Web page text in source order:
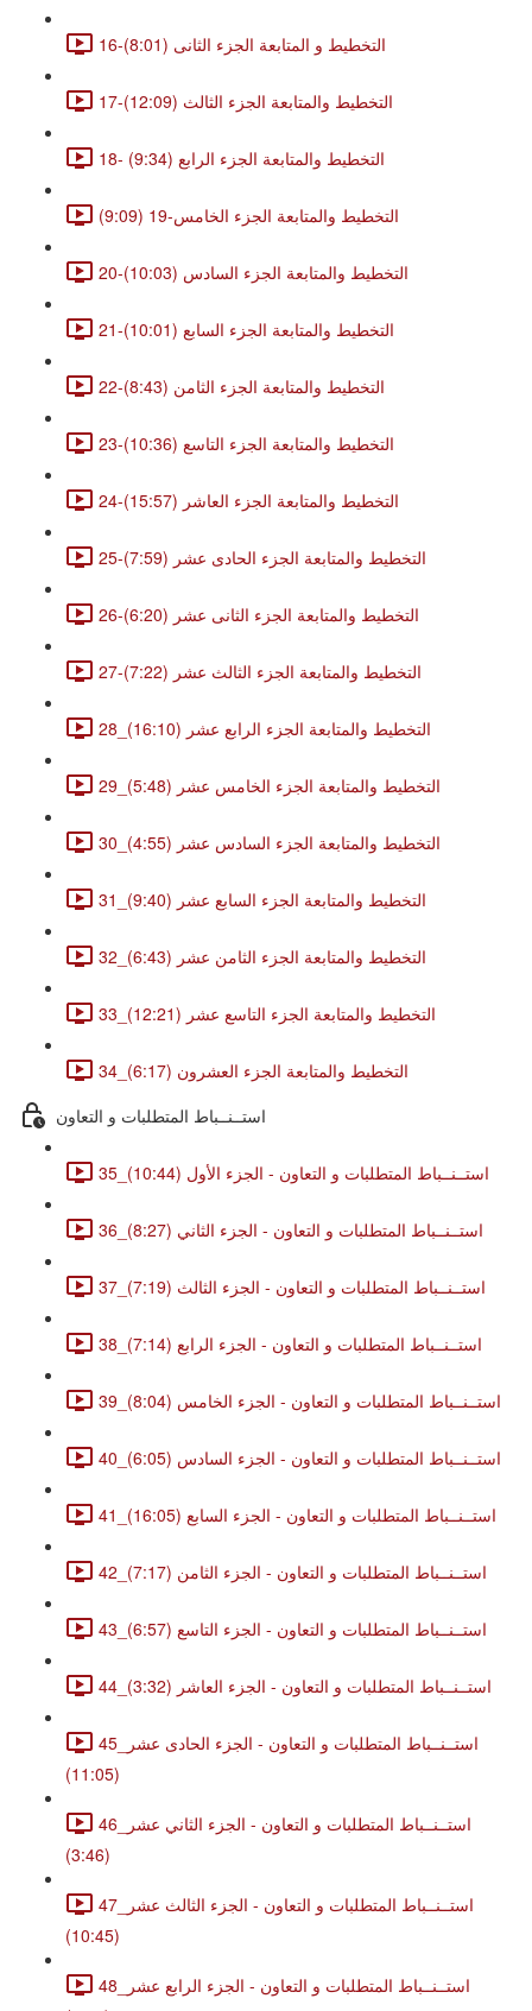
16-التخطيط و المتابعة الجزء الثانى (8:01)
17-التخطيط والمتابعة الجزء الثالث (12:09)
18- التخطيط والمتابعة الجزء الرابع (9:34)
التخطيط والمتابعة الجزء الخامس-19 (9:09)
20-التخطيط والمتابعة الجزء السادس (10:03)
21-التخطيط والمتابعة الجزء السابع (10:01)
22-التخطيط والمتابعة الجزء الثامن (8:43)
23-التخطيط والمتابعة الجزء التاسع (10:36)
24-التخطيط والمتابعة الجزء العاشر (15:57)
25-التخطيط والمتابعة الجزء الحادى عشر (7:59)
26-التخطيط والمتابعة الجزء الثانى عشر (6:20)
27-التخطيط والمتابعة الجزء الثالث عشر (7:22)
28_التخطيط والمتابعة الجزء الرابع عشر (16:10)
29_التخطيط والمتابعة الجزء الخامس عشر (5:48)
30_التخطيط والمتابعة الجزء السادس عشر (4:55)
31_التخطيط والمتابعة الجزء السابع عشر (9:40)
32_التخطيط والمتابعة الجزء الثامن عشر (6:43)
33_التخطيط والمتابعة الجزء التاسع عشر (12:21)
34_التخطيط والمتابعة الجزء العشرون (6:17)
استــنــباط المتطلبات و التعاون
35_استــنــباط المتطلبات و التعاون - الجزء الأول (10:44)
36_استــنــباط المتطلبات و التعاون - الجزء الثاني (8:27)
37_استــنــباط المتطلبات و التعاون - الجزء الثالث (7:19)
38_استــنــباط المتطلبات و التعاون - الجزء الرابع (7:14)
39_استــنــباط المتطلبات و التعاون - الجزء الخامس (8:04)
40_استــنــباط المتطلبات و التعاون - الجزء السادس (6:05)
41_استــنــباط المتطلبات و التعاون - الجزء السابع (16:05)
42_استــنــباط المتطلبات و التعاون - الجزء الثامن (7:17)
43_استــنــباط المتطلبات و التعاون - الجزء التاسع (6:57)
44_استــنــباط المتطلبات و التعاون - الجزء العاشر (3:32)
45_استــنــباط المتطلبات و التعاون - الجزء الحادى عشر
(11:05)
46_استــنــباط المتطلبات و التعاون - الجزء الثاني عشر
(3:46)
47_استــنــباط المتطلبات و التعاون - الجزء الثالث عشر
(10:45)
48_استــنــباط المتطلبات و التعاون - الجزء الرابع عشر